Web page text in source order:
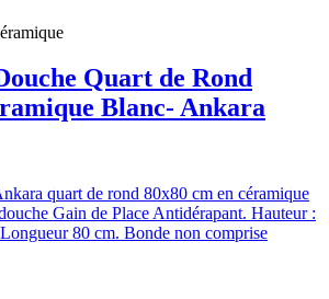
Quart de Rond
Blanc- Ankara
quart de rond 80x80 cm en céramique
Gain de Place Antidérapant. Hauteur :
80 cm. Bonde non comprise